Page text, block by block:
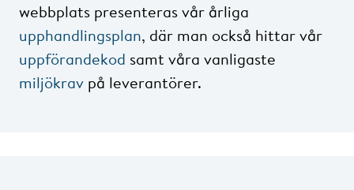
webbplats presenteras vår årliga
upphandlingsplan, där man också hittar vår
uppförandekod samt våra vanligaste
miljökrav på leverantörer.